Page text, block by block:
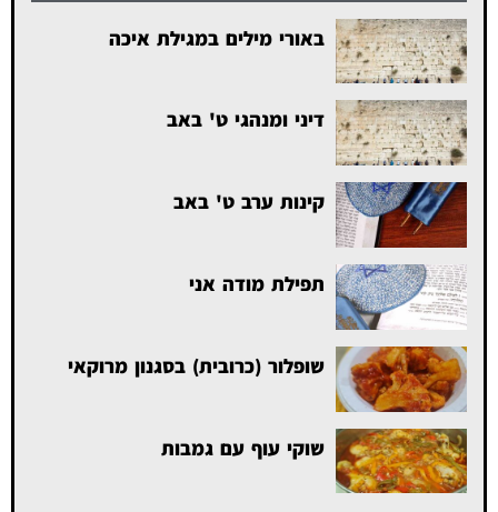
באורי מילים במגילת איכה
דיני ומנהגי ט' באב
קינות ערב ט' באב
תפילת מודה אני
שופלור (כרובית) בסגנון מרוקאי
שוקי עוף עם גמבות